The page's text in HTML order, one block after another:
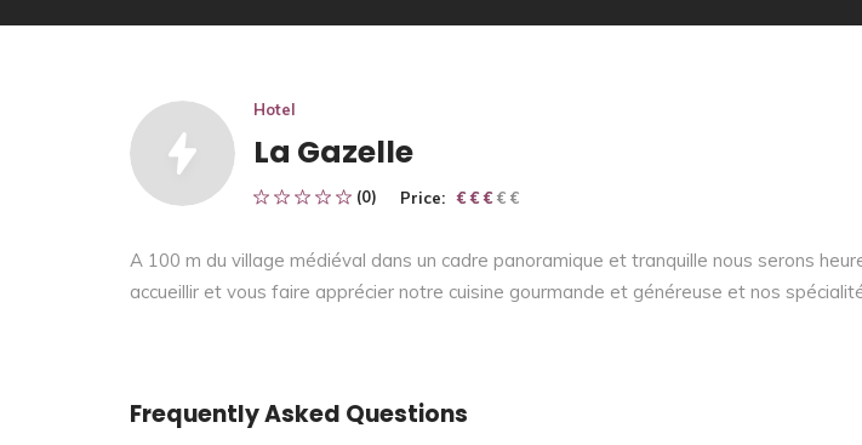
Hotel
La Gazelle
(0) Price: € € € € €
€ € €
A 100 m du village médiéval dans un cadre panoramique et tranquille nous serons
accueillir et vous faire apprécier notre cuisine gourmande et généreuse et nos
Frequently Asked Questions